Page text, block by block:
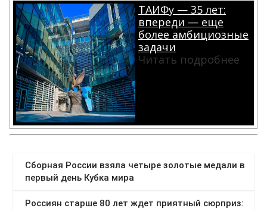
ТАИФу — 35 лет:
впереди — еще
более амбициозные
задачи
Читать подробнее